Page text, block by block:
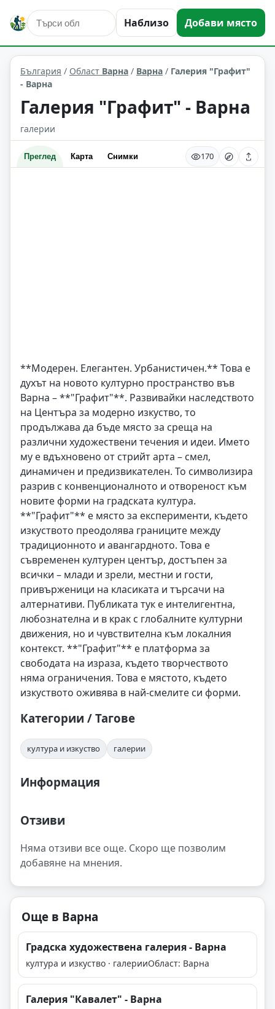
Наблизо Добави място
култура и изкуство Варна Област: Варна
България / Област Варна / Варна / Галерия "Графит"
- Варна
Галерия "Графит" - Варна
галерии
Преглед Карта Снимки 170
**Модерен. Елегантен. Урбанистичен.** Това е
духът на новото културно пространство във
Варна – **"Графит"**. Развивайки наследството
на Центъра за модерно изкуство, то
продължава да бъде място за среща на
различни художествени течения и идеи. Името
му е вдъхновено от стрийт арта – смел,
динамичен и предизвикателен. То символизира
разрив с конвенционалното и отвореност към
новите форми на градската култура.
**"Графит"** е място за експерименти, където
изкуството преодолява границите между
традиционното и авангардното. Това е
съвременен културен център, достъпен за
всички – млади и зрели, местни и гости,
привърженици на класиката и търсачи на
алтернативи. Публиката тук е интелигентна,
любознателна и в крак с глобалните културни
движения, но и чувствителна към локалния
контекст. **"Графит"** е платформа за
свободата на израза, където творчеството
няма ограничения. Това е мястото, където
изкуството оживява в най-смелите си форми.
Категории / Тагове
култура и изкуство галерии
Информация
Отзиви
Няма отзиви все още. Скоро ще позволим
добавяне на мнения.
Още в Варна
Градска художествена галерия - Варна
култура и изкуство · галерииОбласт: Варна
Галерия "Кавалет" - Варна